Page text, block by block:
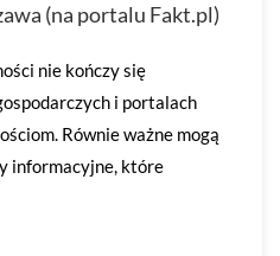
(na portalu Fakt.pl)
nie kończy się
i portalach
Równie ważne mogą
informacyjne, które